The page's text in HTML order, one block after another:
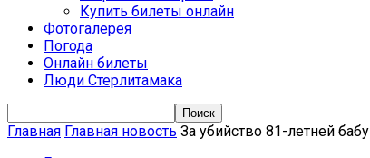
Купить билеты онлайн
Фотогалерея
Погода
Онлайн билеты
Люди Стерлитамака
Главная Главная новость За убийство 81-летней